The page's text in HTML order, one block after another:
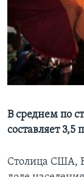
Learning English
СОЦИАЛЬНЫЕ СЕТИ
Языки
В среднем по
составляет 3,5
Столица США,